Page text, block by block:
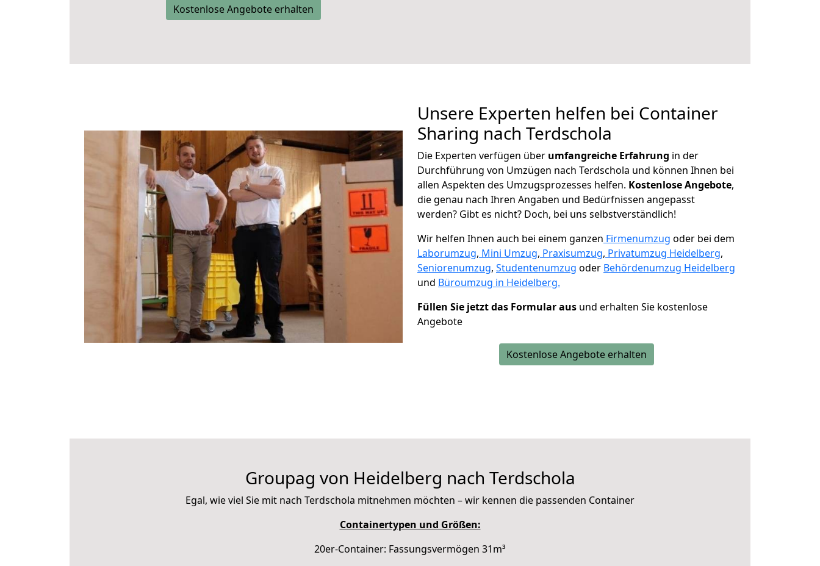
Kostenlose Angebote erhalten
Unsere Experten helfen bei Container
Sharing nach Terdschola
Die Experten verfügen über umfangreiche Erfahrung in der
Durchführung von Umzügen nach Terdschola und können Ihnen bei
allen Aspekten des Umzugsprozesses helfen. Kostenlose Angebote,
die genau nach Ihren Angaben und Bedürfnissen angepasst
werden? Gibt es nicht? Doch, bei uns selbstverständlich!
Wir helfen Ihnen auch bei einem ganzen Firmenumzug oder bei dem
Laborumzug, Mini Umzug, Praxisumzug, Privatumzug Heidelberg,
Seniorenumzug, Studentenumzug oder Behördenumzug Heidelberg
und Büroumzug in Heidelberg.
Füllen Sie jetzt das Formular aus und erhalten Sie kostenlose
Angebote
Kostenlose Angebote erhalten
Groupag von Heidelberg nach Terdschola
Egal, wie viel Sie mit nach Terdschola mitnehmen möchten – wir kennen die passenden Container
Containertypen und Größen:
20er-Container: Fassungsvermögen 31m³